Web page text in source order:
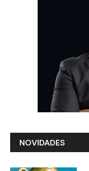
NOVIDADES